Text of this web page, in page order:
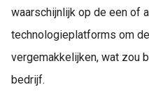
waarschijnlijk op de een of
technologieplatforms om
vergemakkelijken, wat zou
bedrijf.